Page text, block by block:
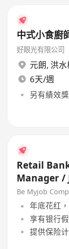
中式小食廚
好眼光有限公司
元朗, 洪水
6天/週
另有績效
Retail
Manager /
Be Myjob
年底花红
享有银行
提供保险